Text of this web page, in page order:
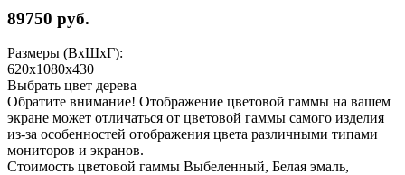
89750 руб.
Размеры (ВхШхГ):
620x1080x430
Выбрать цвет дерева
Обратите внимание! Отображение цветовой гаммы на вашем
экране может отличаться от цветовой гаммы самого изделия
из-за особенностей отображения цвета различными типами
мониторов и экранов.
Стоимость цветовой гаммы Выбеленный, Белая эмаль,